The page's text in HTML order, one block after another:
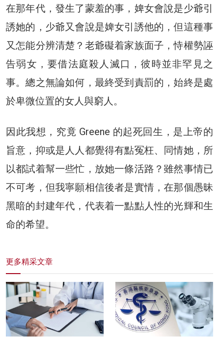
在那年代，發生了蒙羞的事，婢女會說是少爺引
誘她的，少爺又會說是婢女引誘他的，但這種事
又怎能分辨清楚？老爺礙着家族面子，恃權勢誣
告弱女，要借法庭殺人滅口，彼時並非罕見之
事。總之無論如何，最終受到責罰的，始終是處
於卑微位置的女人與窮人。
因此我想，究竟 Greene 的起死回生，是上帝的
旨意，抑或是人人都覺得有點冤枉、同情她，所
以都試着幫一些忙，放她一條活路？雖然事情已
不可考，但我寧願相信後者是實情，在那個愚昧
黑暗的封建年代，代表着一點點人性的光輝和生
命的希望。
更多精采文章